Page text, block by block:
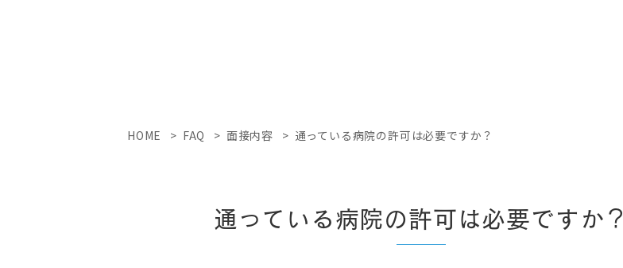
HOME FAQ 面接内容 通っている病院の許可は必要ですか？
通っている病院の許可は必要ですか？